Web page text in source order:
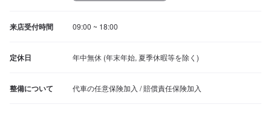
来店受付時間 09:00 ~ 18:00
定休日 年中無休 (年末年始, 夏季休暇等を除く)
整備について 代車の任意保険加入 / 賠償責任保険加入